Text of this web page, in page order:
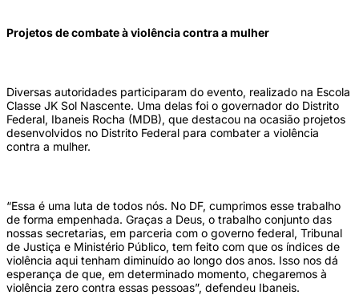
Projetos de combate à violência contra a mulher
Diversas autoridades participaram do evento, realizado na Escola
Classe JK Sol Nascente. Uma delas foi o governador do Distrito
Federal, Ibaneis Rocha (MDB), que destacou na ocasião projetos
desenvolvidos no Distrito Federal para combater a violência
contra a mulher.
“Essa é uma luta de todos nós. No DF, cumprimos esse trabalho
de forma empenhada. Graças a Deus, o trabalho conjunto das
nossas secretarias, em parceria com o governo federal, Tribunal
de Justiça e Ministério Público, tem feito com que os índices de
violência aqui tenham diminuído ao longo dos anos. Isso nos dá
esperança de que, em determinado momento, chegaremos à
violência zero contra essas pessoas”, defendeu Ibaneis.